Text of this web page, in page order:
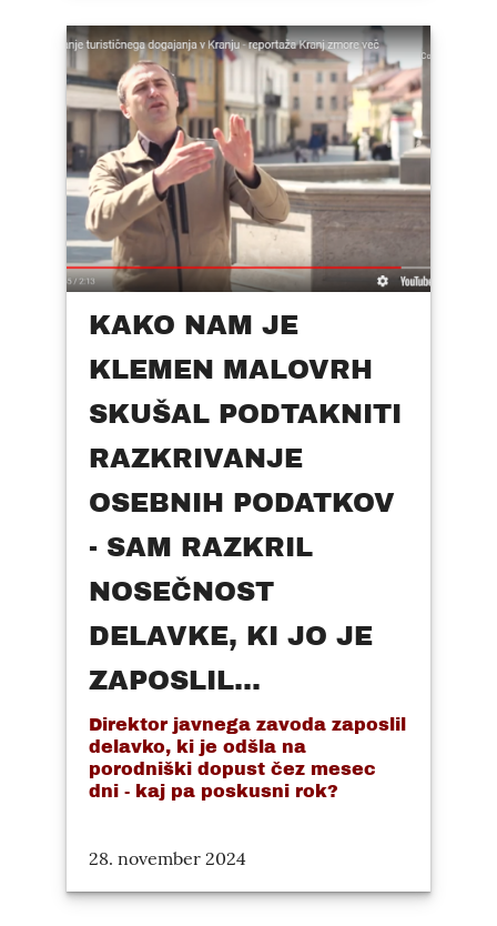
KAKO NAM JE
KLEMEN MALOVRH
SKUŠAL PODTAKNITI
RAZKRIVANJE
OSEBNIH PODATKOV
- SAM RAZKRIL
NOSEČNOST
DELAVKE, KI JO JE
ZAPOSLIL...
Direktor javnega zavoda zaposlil
delavko, ki je odšla na
porodniški dopust čez mesec
dni - kaj pa poskusni rok?
28. november 2024